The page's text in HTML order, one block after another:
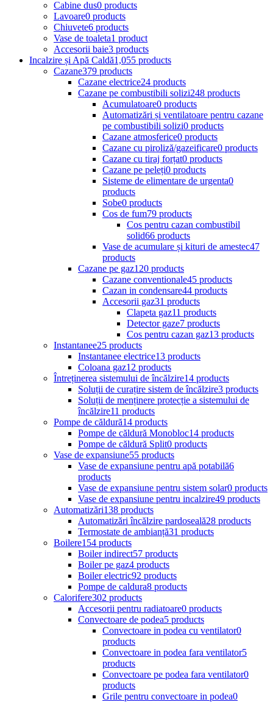
Cabine dus0 products
Lavoare0 products
Chiuvete6 products
Vase de toaleta1 product
Accesorii baie3 products
Incalzire și Apă Caldă1,055 products
Cazane379 products
Cazane electrice24 products
Cazane pe combustibili solizi248 products
Acumulatoare0 products
Automatizări și ventilatoare pentru cazane
pe combustibili solizi0 products
Cazane atmosferice0 products
Cazane cu piroliză/gazeificare0 products
Cazane cu tiraj forțat0 products
Cazane pe peleți0 products
Sisteme de elimentare de urgenta0
products
Sobe0 products
Cos de fum79 products
Cos pentru cazan combustibil
solid66 products
Vase de acumulare și kituri de amestec47
products
Cazane pe gaz120 products
Cazane conventionale45 products
Cazan in condensare44 products
Accesorii gaz31 products
Clapeta gaz11 products
Detector gaze7 products
Cos pentru cazan gaz13 products
Instantanee25 products
Instantanee electrice13 products
Coloana gaz12 products
Întreținerea sistemului de încălzire14 products
Soluții de curațire sistem de încălzire3 products
Soluții de menținere protecție a sistemului de
încălzire11 products
Pompe de căldură14 products
Pompe de căldură Monobloc14 products
Pompe de căldură Split0 products
Vase de expansiune55 products
Vase de expansiune pentru apă potabilă6
products
Vase de expansiune pentru sistem solar0 products
Vase de expansiune pentru incalzire49 products
Automatizări138 products
Automatizări încălzire pardoseală28 products
Termostate de ambianță31 products
Boilere154 products
Boiler indirect57 products
Boiler pe gaz4 products
Boiler electric92 products
Pompe de caldura8 products
Calorifere302 products
Accesorii pentru radiatoare0 products
Convectoare de podea5 products
Convectoare in podea cu ventilator0
products
Convectoare in podea fara ventilator5
products
Convectoare pe podea fara ventilator0
products
Grile pentru convectoare in podea0